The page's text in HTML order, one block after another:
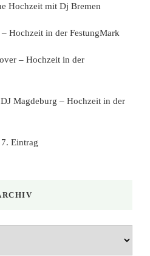
Hochzeit mit Dj Bremen
Hochzeit in der FestungMark
– Hochzeit in der
DJ Magdeburg – Hochzeit in der
Eintrag